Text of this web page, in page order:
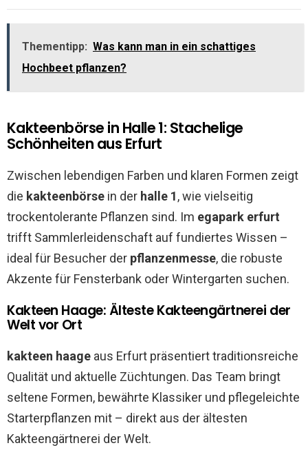
Thementipp: Was kann man in ein schattiges
Hochbeet pflanzen?
Kakteenbörse in Halle 1: Stachelige
Schönheiten aus Erfurt
Zwischen lebendigen Farben und klaren Formen zeigt
die kakteenbörse in der halle 1, wie vielseitig
trockentolerante Pflanzen sind. Im egapark erfurt
trifft Sammlerleidenschaft auf fundiertes Wissen –
ideal für Besucher der pflanzenmesse, die robuste
Akzente für Fensterbank oder Wintergarten suchen.
Kakteen Haage: Älteste Kakteengärtnerei der
Welt vor Ort
kakteen haage aus Erfurt präsentiert traditionsreiche
Qualität und aktuelle Züchtungen. Das Team bringt
seltene Formen, bewährte Klassiker und pflegeleichte
Starterpflanzen mit – direkt aus der ältesten
Kakteengärtnerei der Welt.